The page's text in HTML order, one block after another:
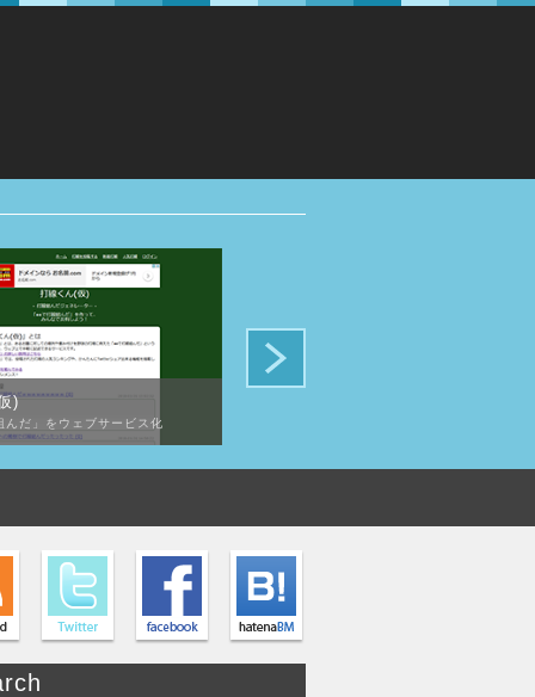
)
んだ」をウェブサービス化